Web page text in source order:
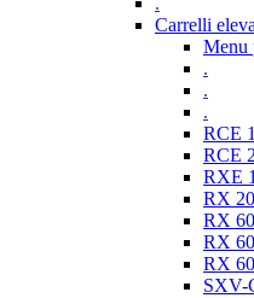
Carrelli
Menu
.
.
.
RCE
RCE
RXE
RX
RX
RX
RX
SXV-